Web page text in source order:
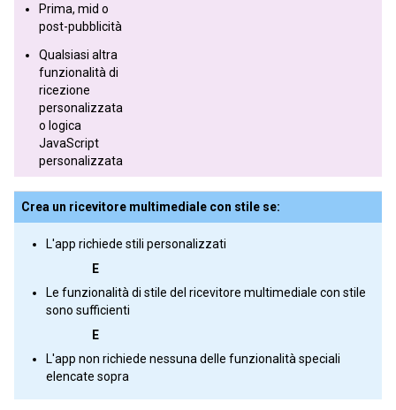
Prima, mid o
post-pubblicità
Qualsiasi altra
funzionalità di
ricezione
personalizzata
o logica
JavaScript
personalizzata
Crea un ricevitore multimediale con stile se:
L'app richiede stili personalizzati
E
Le funzionalità di stile del ricevitore multimediale con stile
sono sufficienti
E
L'app non richiede nessuna delle funzionalità speciali
elencate sopra